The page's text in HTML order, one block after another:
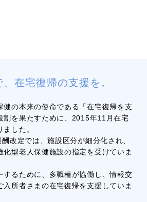
在宅復帰の支援を。
健の本来の使命である「在宅復帰を支
割を果たすために、2015年11月在宅
した。
改定では、施設区分が細分化され、
化型老人保健施設の指定を受けていま
するために、多職種が協働し、情報交
入所者さまの在宅復帰を支援していま